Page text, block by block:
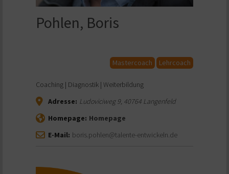
Pohlen, Boris
Mastercoach Lehrcoach
Coaching | Diagnostik | Weiterbildung
Adresse: Ludoviciweg 9, 40764 Langenfeld
Homepage: Homepage
E-Mail: boris.pohlen@talente-entwickeln.de